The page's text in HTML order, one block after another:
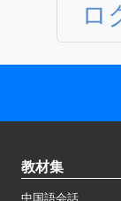
ロ
教材集
中国語会話